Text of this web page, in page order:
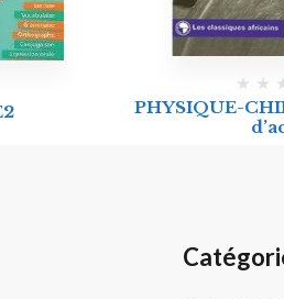
PHYSIQUE-